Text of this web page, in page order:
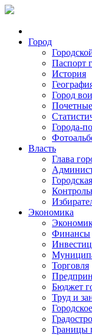
Город
Паспорт
История
Город
Города-
Власть
Глава
Экономика
Финансы
Торговля
Бюджет
Труд и
Границы